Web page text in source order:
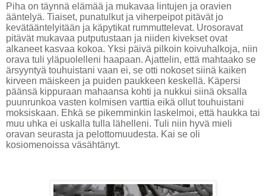
Piha on täynnä elämää ja mukavaa lintujen ja oravien
ääntelyä. Tiaiset, punatulkut ja viherpeipot pitävät jo
kevätääntelyitään ja käpytikat rummuttelevat. Urosoravat
pitävät mukavaa putputustaan ja niiden kivekset ovat
alkaneet kasvaa kokoa. Yksi päivä pilkoin koivuhalkoja, niin
orava tuli yläpuolelleni haapaan. Ajattelin, että mahtaako se
ärsyyntyä touhuistani vaan ei, se otti nokoset siinä kaiken
kirveen mäiskeen ja puiden paukkeen keskellä. Käpersi
päänsä kippuraan mahaansa kohti ja nukkui siinä oksalla
puunrunkoa vasten kolmisen varttia eikä ollut touhuistani
moksiskaan. Ehkä se pikemminkin laskelmoi, että haukka tai
muu uhka ei uskalla tulla lähelleni. Tuli niin hyvä mieli
oravan seurasta ja pelottomuudesta. Kai se oli
kosiomenoissa väsähtänyt.